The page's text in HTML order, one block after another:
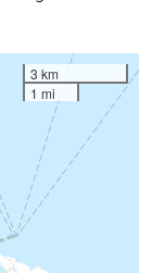
3 km
1 mi